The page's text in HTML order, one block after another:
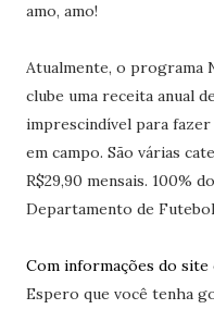
amo, amo!
Atualmente, o programa
clube uma receita anual
imprescindível para
em campo. São várias
R$29,90 mensais. 100%
Departamento de
Com informações do site
Espero que você tenha